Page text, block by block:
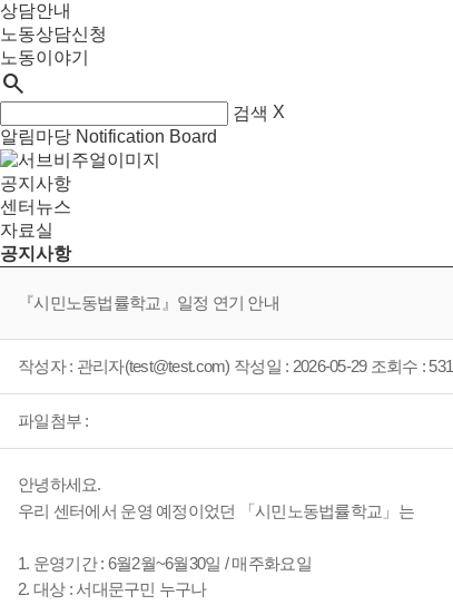
상담안내
노동상담신청
노동이야기
search
검색 X
알림마당 Notification Board
공지사항
센터뉴스
자료실
공지사항
『시민노동법률학교』일정 연기 안내
작성자 : 관리자(test@test.com) 작성일 : 2026-05-29 조회수 : 531
파일첨부 :
안녕하세요.
우리 센터에서 운영 예정이었던 「시민노동법률학교」는
1. 운영기간 : 6월2월~6월30일 / 매주화요일
2. 대상 : 서대문구민 누구나